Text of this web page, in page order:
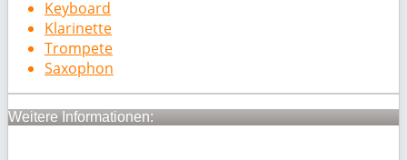
Keyboard
Klarinette
Trompete
Saxophon
Weitere Informationen: